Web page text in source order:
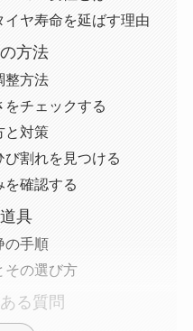
イヤ寿命を延ばす理由
方法
整方法
をチェックする
と対策
び割れを見つける
を確認する
具
の手順
その選び方
る質問